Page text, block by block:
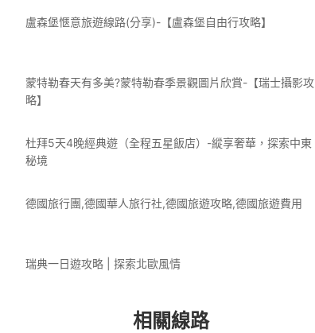
盧森堡愜意旅遊線路(分享)-【盧森堡自由行攻略】
蒙特勒春天有多美?蒙特勒春季景觀圖片欣賞-【瑞士攝影攻
略】
杜拜5天4晚經典遊（全程五星飯店）-縱享奢華，探索中東
秘境
德國旅行團,德國華人旅行社,德國旅遊攻略,德國旅遊費用
瑞典一日遊攻略 | 探索北歐風情
相關線路